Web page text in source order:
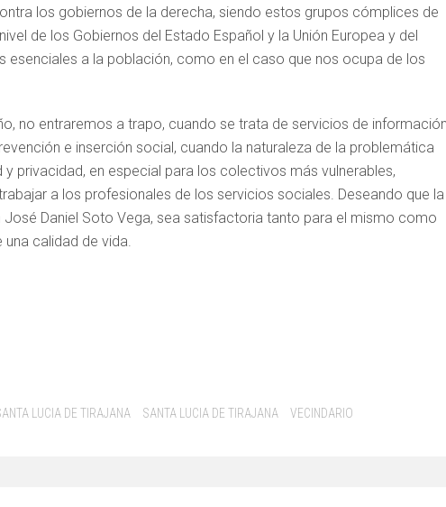
los gobiernos de la derecha, siendo estos grupos cómplices de
de los Gobiernos del Estado Español y la Unión Europea y del
a la población, como en el caso que nos ocupa de los
no entraremos a trapo, cuando se trata de servicios de
e inserción social, cuando la naturaleza de la problemática
privacidad, en especial para los colectivos más vulnerables,
a los profesionales de los servicios sociales. Deseando que la
Daniel Soto Vega, sea satisfactoria tanto para el mismo como
calidad de vida.
LUCIA DE TIRAJANA SANTA LUCIA DE TIRAJANA VECINDARIO